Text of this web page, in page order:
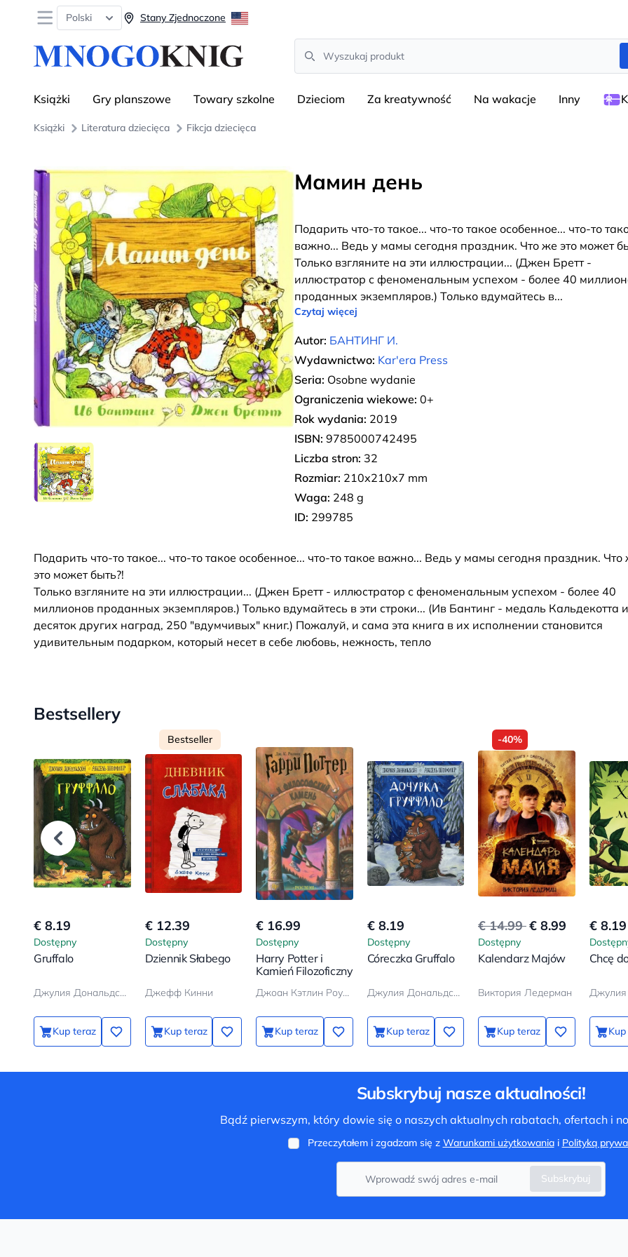
Open menu
Polski Stany Zjednoczone
Search
Książki Gry planszowe Towary szkolne Dzieciom Za kreatywność Na wakacje Inny
Książki Literatura dziecięca Fikcja dziecięca
Мамин день
Подарить что-то такое... что-то такое особенное... что-то
важно... Ведь у мамы сегодня праздник. Что же это может
Только взгляните на эти иллюстрации... (Джен Бретт -
иллюстратор с феноменальным успехом - более 40
проданных экземпляров.) Только вдумайтесь в...
Czytaj więcej
Autor: БАНТИНГ И.
Wydawnictwo: Kar'era Press
Seria: Osobne wydanie
Ograniczenia wiekowe: 0+
Rok wydania: 2019
ISBN: 9785000742495
Liczba stron: 32
Rozmiar: 210х210х7 mm
Waga: 248 g
ID: 299785
Подарить что-то такое... что-то такое особенное... что-то такое важно... Ведь у мамы сегодня праздник. Что
это может быть?!
Только взгляните на эти иллюстрации... (Джен Бретт - иллюстратор с феноменальным успехом - более 40
миллионов проданных экземпляров.) Только вдумайтесь в эти строки... (Ив Бантинг - медаль Кальдекотта и
десяток других наград, 250 "вдумчивых" книг.) Пожалуй, и сама эта книга в их исполнении становится
удивительным подарком, который несет в себе любовь, нежность, тепло
Bestsellery
€ 8.19
Dostępny
Gruffalo
Джулия Дональдсон, Аксель Шеффлер
Kup teraz
Bestseller
€ 12.39
Dostępny
Dziennik Słabego
Джефф Кинни
Kup teraz
€ 16.99
Dostępny
Harry Potter i
Kamień Filozoficzny
Джоан Кэтлин Роулинг
Kup teraz
€ 8.19
Dostępny
Córeczka Gruffalo
Джулия Дональдсон
Kup teraz
-40%
€ 14.99€ 8.99
Dostępny
Kalendarz Majów
Виктория Ледерман
Kup teraz
€ 8.19
Chcę
Subskrybuj nasze aktualności!
Bądź pierwszym, który dowie się o naszych aktualnych rabatach, ofertach i
Przeczytałem i zgadzam się z Warunkami użytkowaniai Polityką
Subskrybuj